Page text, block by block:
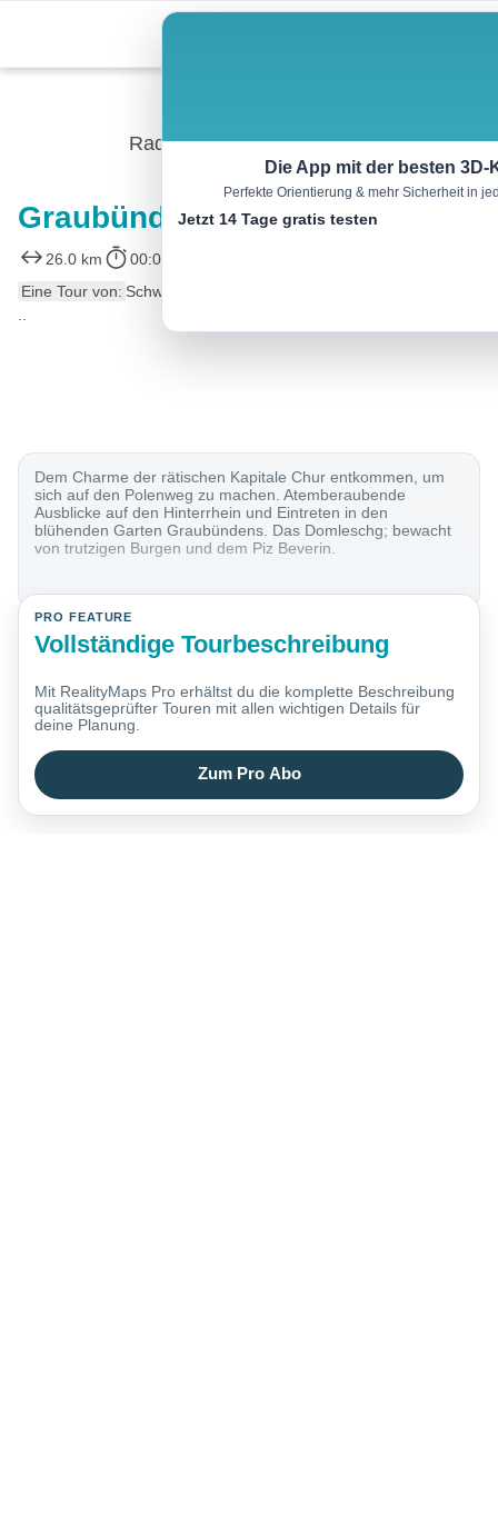
content
Radtour
Graubünden-Route, Etappe 1/7
26.0 km 00:00 h
Eine Tour von: SchweizMobil
Dem Charme der rätischen Kapitale Chur entkommen, um
sich auf den Polenweg zu machen. Atemberaubende
Ausblicke auf den Hinterrhein und Eintreten in den
blühenden Garten Graubündens. Das Domleschg; bewacht
von trutzigen Burgen und dem Piz Beverin.
PRO FEATURE
Vollständige Tourbeschreibung
Mit RealityMaps Pro erhältst du die komplette Beschreibung
qualitätsgeprüfter Touren mit allen wichtigen Details für
deine Planung.
Zum Pro Abo
Die App mit der besten 3D-
Perfekte Orientierung & mehr Sicherheit in
Jetzt 14 Tage gratis testen